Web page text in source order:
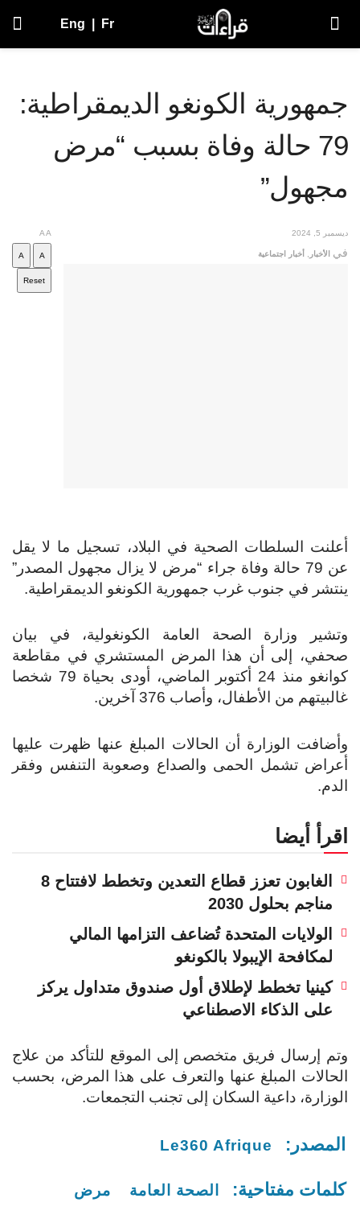
Eng Fr
جمهورية الكونغو الديمقراطية:
79 حالة وفاة بسبب “مرض
مجهول”
ديسمبر 5, 2024
في الأخبار أخبار اجتماعية
AA
A
A
Reset
أعلنت السلطات الصحية في البلاد، تسجيل ما لا يقل
عن 79 حالة وفاة جراء “مرض لا يزال مجهول المصدر”
ينتشر في جنوب غرب جمهورية الكونغو الديمقراطية.
وتشير وزارة الصحة العامة الكونغولية، في بيان
صحفي، إلى أن هذا المرض المستشري في مقاطعة
كوانغو منذ 24 أكتوبر الماضي، أودى بحياة 79 شخصا
غالبيتهم من الأطفال، وأصاب 376 آخرين.
وأضافت الوزارة أن الحالات المبلغ عنها ظهرت عليها
أعراض تشمل الحمى والصداع وصعوبة التنفس وفقر
الدم.
اقرأ أيضا
الغابون تعزز قطاع التعدين وتخطط لافتتاح 8
مناجم بحلول 2030
الولايات المتحدة تُضاعف التزامها المالي
لمكافحة الإيبولا بالكونغو
كينيا تخطط لإطلاق أول صندوق متداول يركز
على الذكاء الاصطناعي
وتم إرسال فريق متخصص إلى الموقع للتأكد من علاج
الحالات المبلغ عنها والتعرف على هذا المرض، بحسب
الوزارة، داعية السكان إلى تجنب التجمعات.
المصدر: Le360 Afrique
كلمات مفتاحية: الصحة العامة مرض